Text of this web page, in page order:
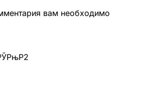
вам необходимо